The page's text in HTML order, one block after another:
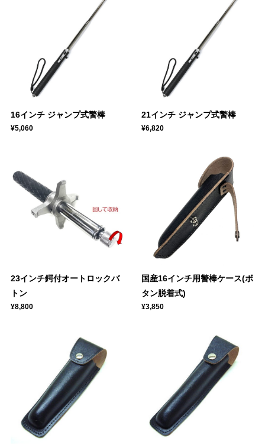
16インチ ジャンプ式警棒
¥5,060
21インチ ジャンプ式警棒
¥6,820
23インチ鍔付オートロックバ
トン
¥8,800
国産16インチ用警棒ケース(ボ
タン脱着式)
¥3,850